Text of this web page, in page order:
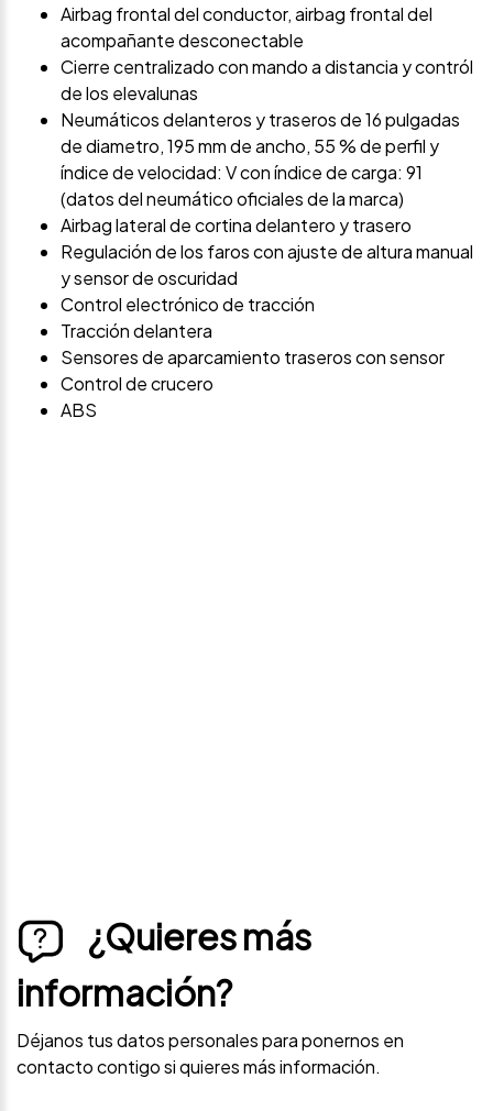
Airbag frontal del conductor, airbag frontal del
acompañante desconectable
Cierre centralizado con mando a distancia y contról
de los elevalunas
Neumáticos delanteros y traseros de 16 pulgadas
de diametro, 195 mm de ancho, 55 % de perfil y
índice de velocidad: V con índice de carga: 91
(datos del neumático oficiales de la marca)
Airbag lateral de cortina delantero y trasero
Regulación de los faros con ajuste de altura manual
y sensor de oscuridad
Control electrónico de tracción
Tracción delantera
Sensores de aparcamiento traseros con sensor
Control de crucero
ABS
¿Quieres más
información?
Déjanos tus datos personales para ponernos en
contacto contigo si quieres más información.